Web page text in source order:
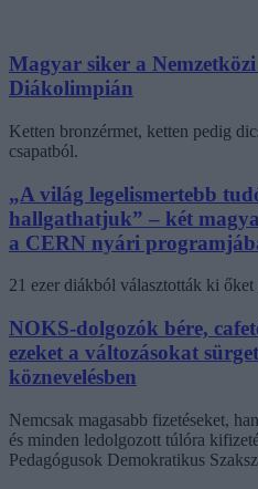
Magyar siker a Nemzetközi
Diákolimpián
Ketten bronzérmet, ketten pedig
csapatból.
„A világ legelismertebb
hallgathatjuk” – két
a CERN nyári
21 ezer diákból választották ki
NOKS-dolgozók bére,
ezeket a változásokat
köznevelésben
Nemcsak magasabb fizetéseket,
és minden ledolgozott túlóra
Pedagógusok Demokratikus